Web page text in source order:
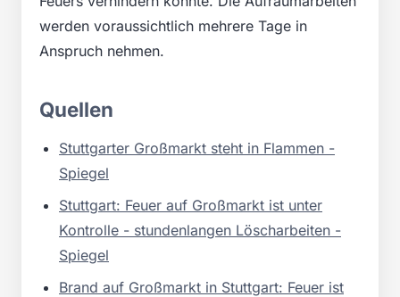
werden voraussichtlich mehrere Tage in
Anspruch nehmen.
Quellen
Stuttgarter Großmarkt steht in Flammen -
Spiegel
Stuttgart: Feuer auf Großmarkt ist unter
Kontrolle - stundenlangen Löscharbeiten -
Spiegel
Brand auf Großmarkt in Stuttgart: Feuer ist